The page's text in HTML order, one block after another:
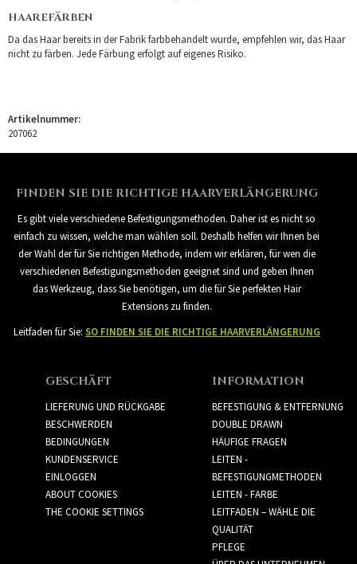
HAAREFÄRBEN
Da das Haar bereits in der Fabrik farbbehandelt wurde, empfehlen wir, das Haar
nicht zu färben. Jede Färbung erfolgt auf eigenes Risiko.
Artikelnummer:
207062
FINDEN SIE DIE RICHTIGE HAARVERLÄNGERUNG
Es gibt viele verschiedene Befestigungsmethoden. Daher ist es nicht so
einfach zu wissen, welche man wählen soll. Deshalb helfen wir Ihnen bei
der Wahl der für Sie richtigen Methode, indem wir erklären, für wen die
verschiedenen Befestigungsmethoden geeignet sind und geben Ihnen
das Werkzeug, dass Sie benötigen, um die für Sie perfekten Hair
Extensions zu finden.
Leitfaden für Sie: SO FINDEN SIE DIE RICHTIGE HAARVERLÄNGERUNG
GESCHÄFT
LIEFERUNG UND RÜCKGABE
BESCHWERDEN
BEDINGUNGEN
KUNDENSERVICE
EINLOGGEN
ABOUT COOKIES
THE COOKIE SETTINGS
INFORMATION
BEFESTIGUNG & ENTFERNUNG
DOUBLE DRAWN
HÄUFIGE FRAGEN
LEITEN -
BEFESTIGUNGMETHODEN
LEITEN - FARBE
LEITFADEN – WÄHLE DIE
QUALITÄT
PFLEGE